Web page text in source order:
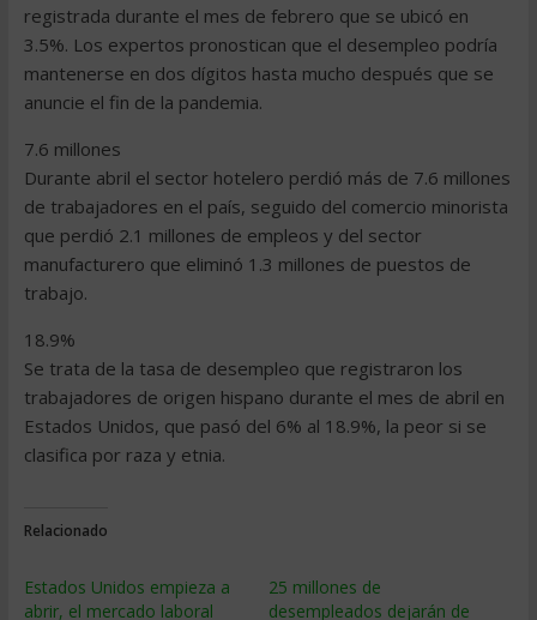
registrada durante el mes de febrero que se ubicó en
3.5%. Los expertos pronostican que el desempleo podría
mantenerse en dos dígitos hasta mucho después que se
anuncie el fin de la pandemia.
7.6 millones
Durante abril el sector hotelero perdió más de 7.6 millones
de trabajadores en el país, seguido del comercio minorista
que perdió 2.1 millones de empleos y del sector
manufacturero que eliminó 1.3 millones de puestos de
trabajo.
18.9%
Se trata de la tasa de desempleo que registraron los
trabajadores de origen hispano durante el mes de abril en
Estados Unidos, que pasó del 6% al 18.9%, la peor si se
clasifica por raza y etnia.
Relacionado
Estados Unidos empieza a
abrir, el mercado laboral
25 millones de
desempleados dejarán de